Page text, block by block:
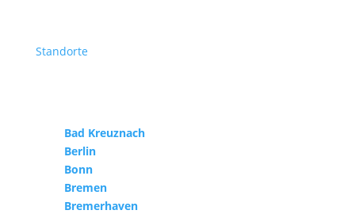
Standorte
Bad Kreuznach
Berlin
Bonn
Bremen
Bremerhaven